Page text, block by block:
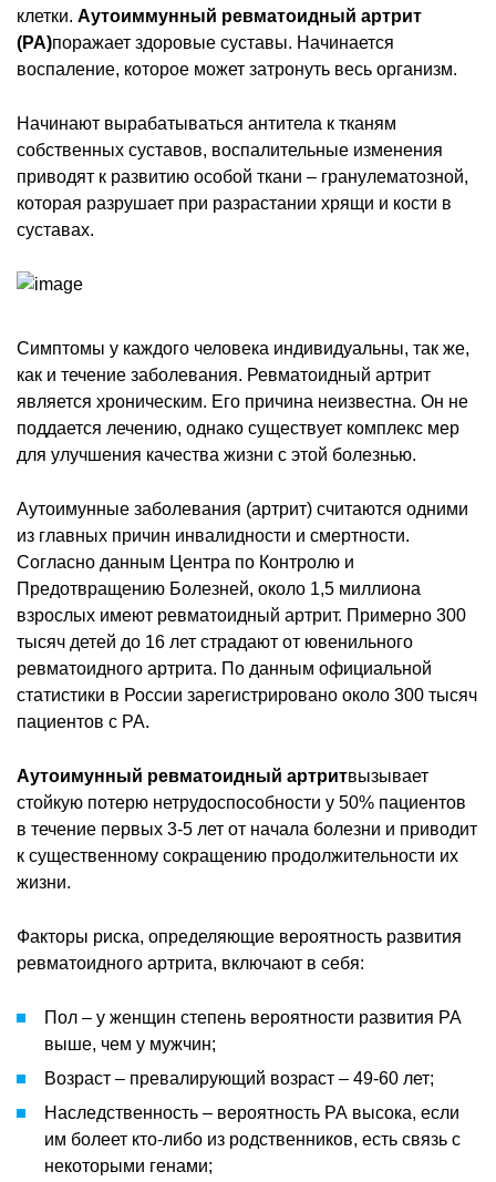
клетки. Аутоиммунный ревматоидный артрит
(РА)поражает здоровые суставы. Начинается
воспаление, которое может затронуть весь организм.
Начинают вырабатываться антитела к тканям
собственных суставов, воспалительные изменения
приводят к развитию особой ткани – гранулематозной,
которая разрушает при разрастании хрящи и кости в
суставах.
Симптомы у каждого человека индивидуальны, так же,
как и течение заболевания. Ревматоидный артрит
является хроническим. Его причина неизвестна. Он не
поддается лечению, однако существует комплекс мер
для улучшения качества жизни с этой болезнью.
Аутоимунные заболевания (артрит) считаются одними
из главных причин инвалидности и смертности.
Согласно данным Центра по Контролю и
Предотвращению Болезней, около 1,5 миллиона
взрослых имеют ревматоидный артрит. Примерно 300
тысяч детей до 16 лет страдают от ювенильного
ревматоидного артрита. По данным официальной
статистики в России зарегистрировано около 300 тысяч
пациентов с РА.
Аутоимунный ревматоидный артритвызывает
стойкую потерю нетрудоспособности у 50% пациентов
в течение первых 3-5 лет от начала болезни и приводит
к существенному сокращению продолжительности их
жизни.
Факторы риска, определяющие вероятность развития
ревматоидного артрита, включают в себя:
Пол – у женщин степень вероятности развития РА
выше, чем у мужчин;
Возраст – превалирующий возраст – 49-60 лет;
Наследственность – вероятность РА высока, если
им болеет кто-либо из родственников, есть связь с
некоторыми генами;